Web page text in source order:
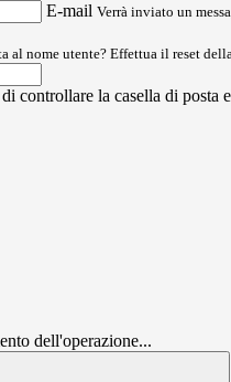
E-mail Verrà inviato un
al nome utente? Effettua il reset
controllare la casella di posta
dell'operazione...